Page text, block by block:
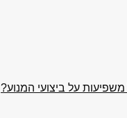
על ביצועי המנוע?